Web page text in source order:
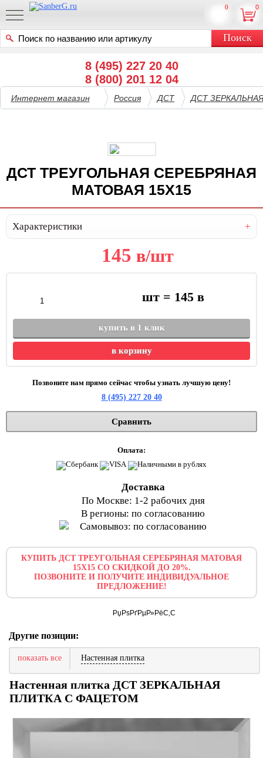
8 (495) 227 20 40
8 (800) 201 12 04
0
0
Интернет магазин Россия ДСТ ДСТ
ДСТ ТРЕУГОЛЬНАЯ СЕРЕБРЯНАЯ
МАТОВАЯ 15Х15
Характеристики
145 в/шт
шт = 145в
купить в 1 клик
в корзину
Позвоните нам прямо сейчас чтобы узнать лучшую цену!
8 (495) 227 20 40
Сравнить
Оплата:
Доставка
По Москве: 1-2 рабочих дня
В регионы: по согласованию
Самовывоз: по согласованию
КУПИТЬ ДСТ ТРЕУГОЛЬНАЯ СЕРЕБРЯНАЯ МАТОВАЯ
15Х15 СО СКИДКОЙ ДО 20%.
ПОЗВОНИТЕ И ПОЛУЧИТЕ ИНДИВИДУАЛЬНОЕ
ПРЕДЛОЖЕНИЕ!
Другие позиции:
показать все Настенная плитка
Настенная плитка ДСТ ЗЕРКАЛЬНАЯ
ПЛИТКА С ФАЦЕТОМ